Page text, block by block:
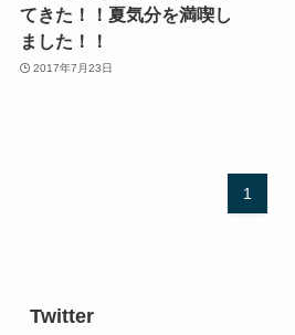
てきた！！夏気分を満喫し
ました！！
2017年7月23日
1
Twitter